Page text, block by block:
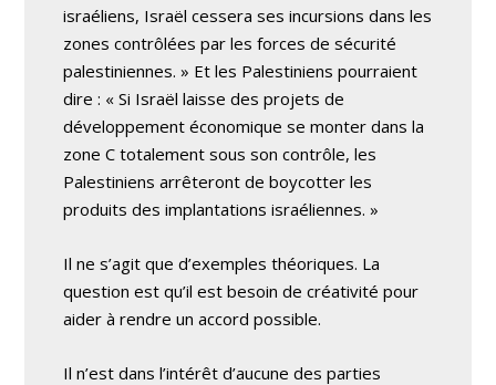
israéliens, Israël cessera ses incursions dans les
zones contrôlées par les forces de sécurité
palestiniennes. » Et les Palestiniens pourraient
dire : « Si Israël laisse des projets de
développement économique se monter dans la
zone C totalement sous son contrôle, les
Palestiniens arrêteront de boycotter les
produits des implantations israéliennes. »
Il ne s’agit que d’exemples théoriques. La
question est qu’il est besoin de créativité pour
aider à rendre un accord possible.
Il n’est dans l’intérêt d’aucune des parties